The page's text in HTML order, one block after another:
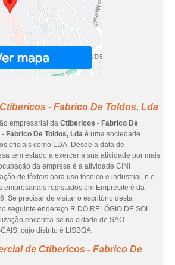
- Fabrico De Toldos, Lda
empresarial da Ctibericos - Fabrico De
Fabrico De Toldos, Lda é uma sociedade
oficiais como LDA. Desde a data de
tem estado a exercer a sua atividade por mais
da empresa é a atividade CINI
de têxteis para uso técnico e industrial, n.e..
empresariais registados em Empresite é da
Se precisar de visitar o escritório desta
seguinte endereço R DO RELÓGIO DE SOL
encontra-se na cidade de SAO
cujo distrito é LISBOA.
de Ctibericos - Fabrico De